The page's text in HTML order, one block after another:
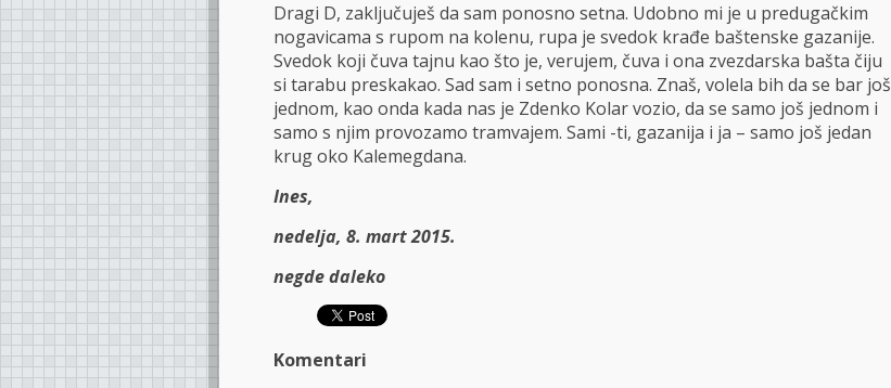
Dragi D, zaključuješ da sam ponosno setna. Udobno mi je u predugačkim
nogavicama s rupom na kolenu, rupa je svedok krađe baštenske gazanije.
Svedok koji čuva tajnu kao što je, verujem, čuva i ona zvezdarska bašta čiju
si tarabu preskakao. Sad sam i setno ponosna. Znaš, volela bih da se bar još
jednom, kao onda kada nas je Zdenko Kolar vozio, da se samo još jednom i
samo s njim provozamo tramvajem. Sami -ti, gazanija i ja – samo još jedan
krug oko Kalemegdana.
Ines,
nedelja, 8. mart 2015.
negde daleko
Komentari